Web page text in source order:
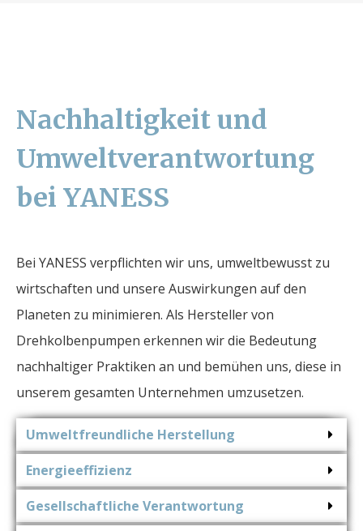
Nachhaltigkeit und
Umweltverantwortung
bei YANESS
Bei YANESS verpflichten wir uns, umweltbewusst zu
wirtschaften und unsere Auswirkungen auf den
Planeten zu minimieren. Als Hersteller von
Drehkolbenpumpen erkennen wir die Bedeutung
nachhaltiger Praktiken an und bemühen uns, diese in
unserem gesamten Unternehmen umzusetzen.
Umweltfreundliche Herstellung
Energieeffizienz
Gesellschaftliche Verantwortung